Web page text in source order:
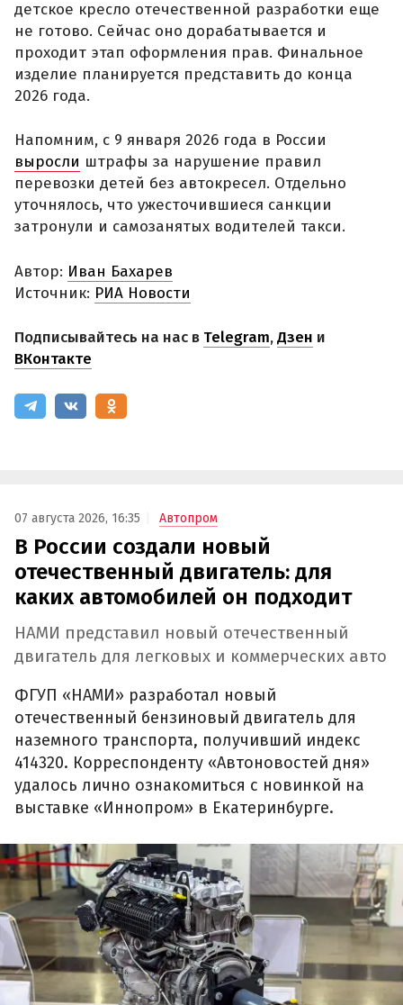
детское кресло отечественной разработки еще
не готово. Сейчас оно дорабатывается и
проходит этап оформления прав. Финальное
изделие планируется представить до конца
2026 года.
Напомним, с 9 января 2026 года в России
выросли штрафы за нарушение правил
перевозки детей без автокресел. Отдельно
уточнялось, что ужесточившиеся санкции
затронули и самозанятых водителей такси.
Автор: Иван Бахарев
Источник: РИА Новости
Подписывайтесь на нас в Telegram,Дзен и
ВКонтакте
07 августа 2026, 16:35 Автопром
В России создали новый
отечественный двигатель: для
каких автомобилей он подходит
НАМИ представил новый отечественный
двигатель для легковых и коммерческих авто
ФГУП «НАМИ» разработал новый
отечественный бензиновый двигатель для
наземного транспорта, получивший индекс
414320. Корреспонденту «Автоновостей дня»
удалось лично ознакомиться с новинкой на
выставке «Иннопром» в Екатеринбурге.